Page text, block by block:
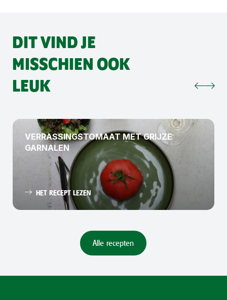
DIT VIND JE
MISSCHIEN OOK
LEUK
VERRASSINGSTOMAAT MET GRIJZE
GARNALEN
HET RECEPT LEZEN
Alle recepten